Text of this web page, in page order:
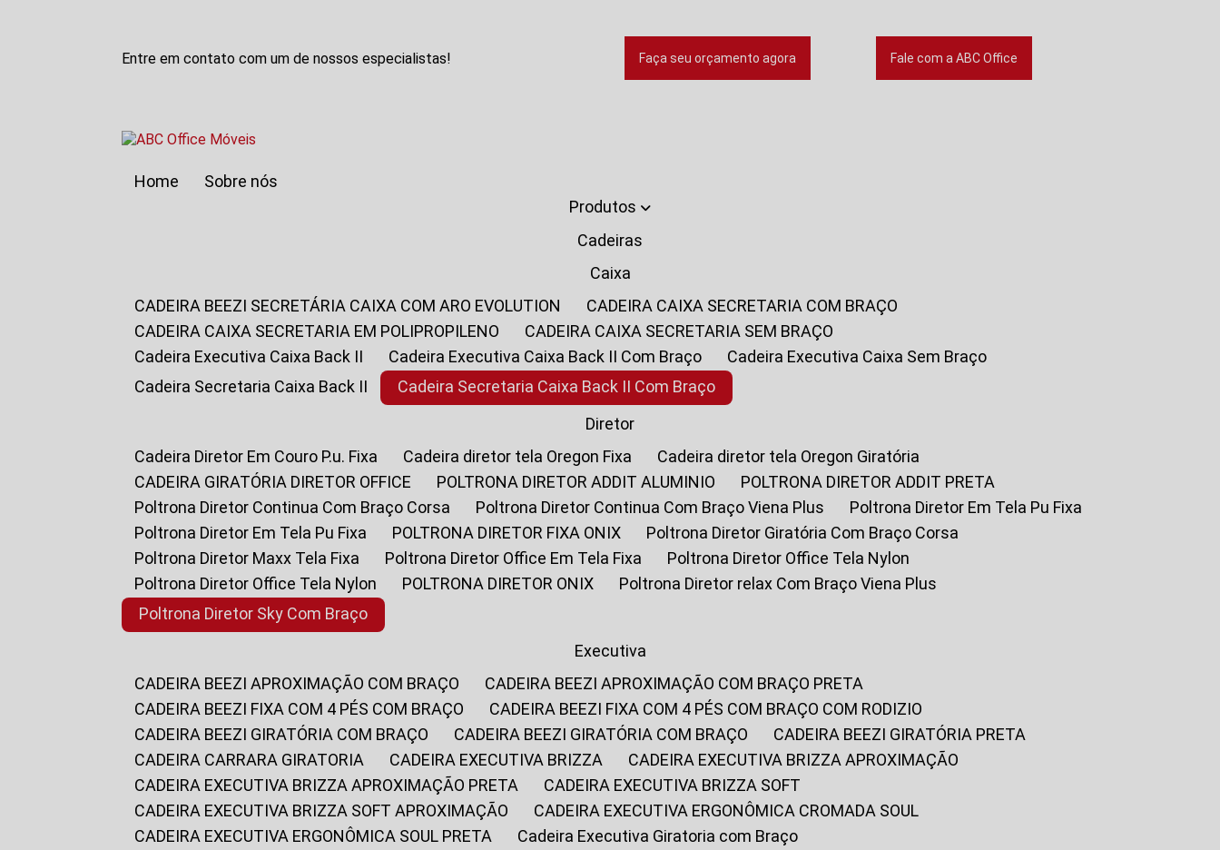
Entre em contato com um de nossos especialistas! Faça seu orçamento agora Fale com a ABC Office
Home
Sobre nós
Produtos
Cadeiras
Caixa
CADEIRA BEEZI SECRETÁRIA CAIXA COM ARO EVOLUTION
CADEIRA CAIXA SECRETARIA COM BRAÇO
CADEIRA CAIXA SECRETARIA EM POLIPROPILENO
CADEIRA CAIXA SECRETARIA SEM BRAÇO
Cadeira Executiva Caixa Back II
Cadeira Executiva Caixa Back II Com Braço
Cadeira Executiva Caixa Sem Braço
Cadeira Secretaria Caixa Back II
Cadeira Secretaria Caixa Back II Com Braço
Diretor
Cadeira Diretor Em Couro P.u. Fixa
Cadeira diretor tela Oregon Fixa
Cadeira diretor tela Oregon Giratória
CADEIRA GIRATÓRIA DIRETOR OFFICE
POLTRONA DIRETOR ADDIT ALUMINIO
POLTRONA DIRETOR ADDIT PRETA
Poltrona Diretor Continua Com Braço Corsa
Poltrona Diretor Continua Com Braço Viena Plus
Poltrona Diretor Em Tela Pu Fixa
Poltrona Diretor Em Tela Pu Fixa
POLTRONA DIRETOR FIXA ONIX
Poltrona Diretor Giratória Com Braço Corsa
Poltrona Diretor Maxx Tela Fixa
Poltrona Diretor Office Em Tela Fixa
Poltrona Diretor Office Tela Nylon
Poltrona Diretor Office Tela Nylon
POLTRONA DIRETOR ONIX
Poltrona Diretor relax Com Braço Viena Plus
Poltrona Diretor Sky Com Braço
Executiva
CADEIRA BEEZI APROXIMAÇÃO COM BRAÇO
CADEIRA BEEZI APROXIMAÇÃO COM BRAÇO PRETA
CADEIRA BEEZI FIXA COM 4 PÉS COM BRAÇO
CADEIRA BEEZI FIXA COM 4 PÉS COM BRAÇO COM RODIZIO
CADEIRA BEEZI GIRATÓRIA COM BRAÇO
CADEIRA BEEZI GIRATÓRIA COM BRAÇO
CADEIRA BEEZI GIRATÓRIA PRETA
CADEIRA CARRARA GIRATORIA
CADEIRA EXECUTIVA BRIZZA
CADEIRA EXECUTIVA BRIZZA APROXIMAÇÃO
CADEIRA EXECUTIVA BRIZZA APROXIMAÇÃO PRETA
CADEIRA EXECUTIVA BRIZZA SOFT
CADEIRA EXECUTIVA BRIZZA SOFT APROXIMAÇÃO
CADEIRA EXECUTIVA ERGONÔMICA CROMADA SOUL
CADEIRA EXECUTIVA ERGONÔMICA SOUL PRETA
Cadeira Executiva Giratoria com Braço